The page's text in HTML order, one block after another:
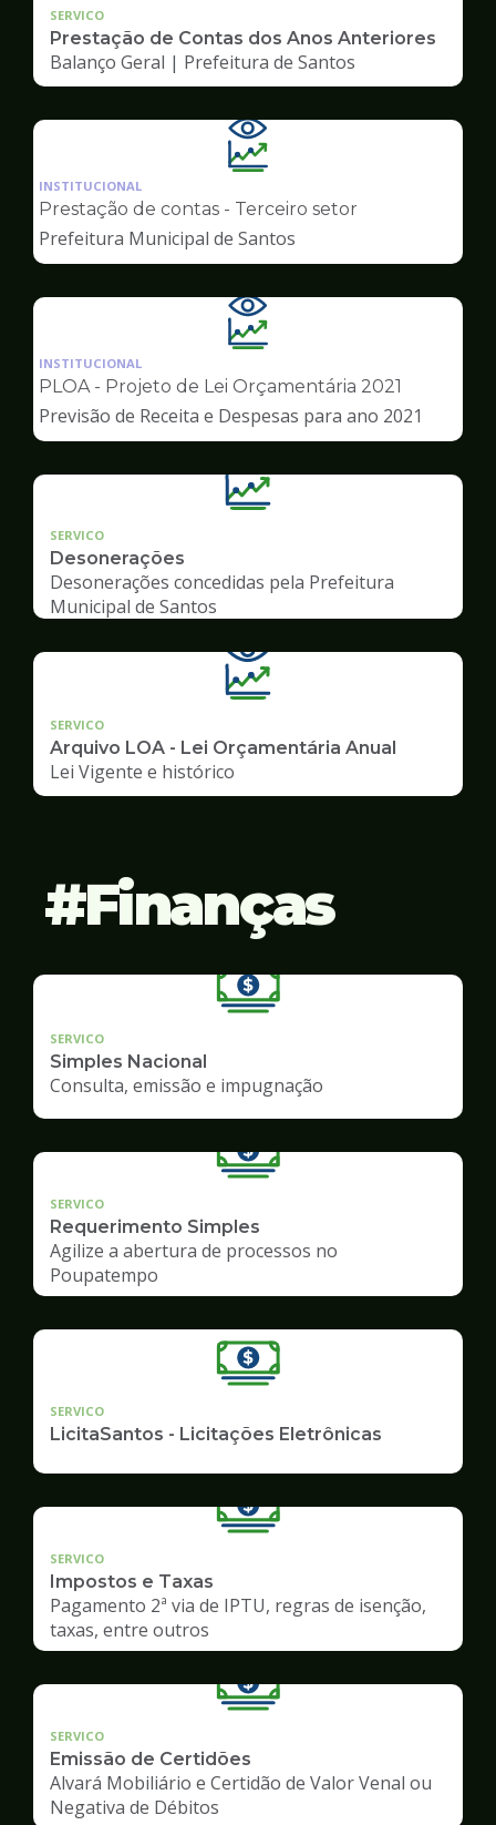
SERVICO
Prestação de Contas dos Anos Anteriores
Balanço Geral | Prefeitura de Santos
Ilustração
da
pagina
de
Transparência
INSTITUCIONAL
Prestação de contas - Terceiro setor
Prefeitura Municipal de Santos
Ilustração
da
pagina
Transparência
INSTITUCIONAL
PLOA - Projeto de Lei Orçamentária 2021
Previsão de Receita e Despesas para ano 2021
SERVICO
Desonerações
Desonerações concedidas pela Prefeitura
Municipal de Santos
SERVICO
Arquivo LOA - Lei Orçamentária Anual
Lei Vigente e histórico
Finanças
SERVICO
Simples Nacional
Consulta, emissão e impugnação
SERVICO
Requerimento Simples
Agilize a abertura de processos no
Poupatempo
SERVICO
LicitaSantos - Licitações Eletrônicas
SERVICO
Impostos e Taxas
Pagamento 2ª via de IPTU, regras de isenção,
taxas, entre outros
SERVICO
Emissão de Certidões
Alvará Mobiliário e Certidão de Valor Venal ou
Negativa de Débitos